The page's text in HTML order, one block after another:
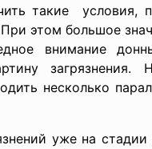
такие условия,
этом большое
внимание
несколько
уже на